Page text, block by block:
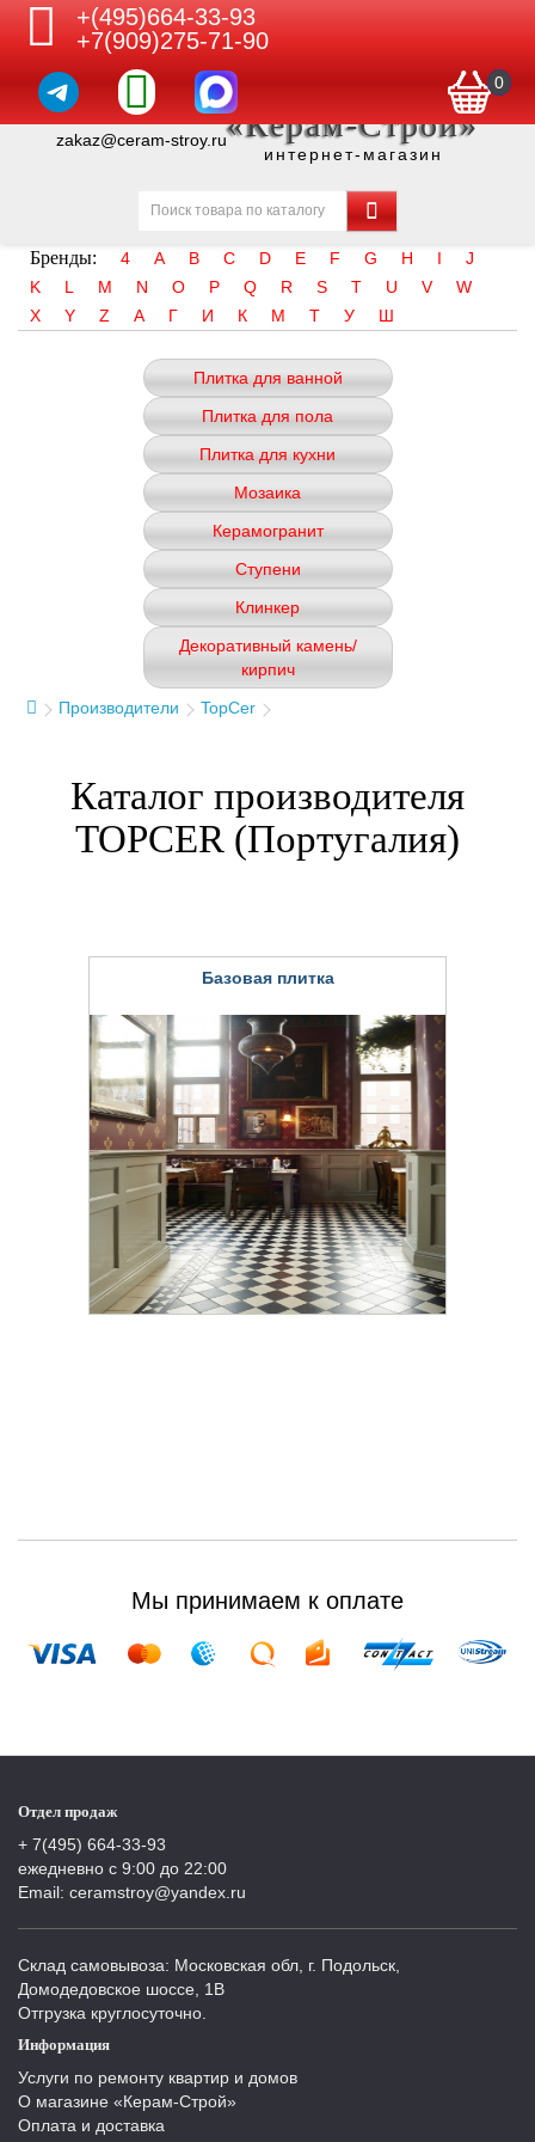
+(495)664-33-93
+7(909)275-71-90
0
zakaz@ceram-stroy.ru«Керам-Строй»
интернет-магазин
Бренды: 4 A B C D E F G H I
J
K
L M N O P Q R S T U V
W
X
Y Z А Г И К М Т У Ш
Плитка для ванной
Плитка для пола
Плитка для кухни
Мозаика
Керамогранит
Ступени
Клинкер
Декоративный камень/
кирпич
Производители
TopCer
Каталог производителя
TOPCER (Португалия)
Базовая плитка
Мы принимаем к оплате
Отдел продаж
+ 7(495) 664-33-93
ежедневно с 9:00 до 22:00
Email: ceramstroy@yandex.ru
Склад самовывоза: Московская обл, г. Подольск,
Домодедовское шоссе, 1В
Отгрузка круглосуточно.
Информация
Услуги по ремонту квартир и домов
О магазине «Керам-Строй»
Оплата и доставка